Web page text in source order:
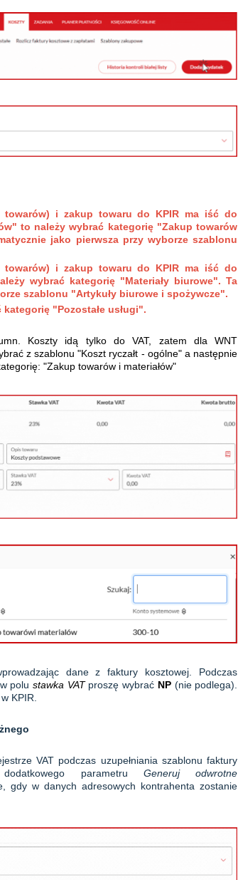
towarów) i zakup towaru do KPIR ma iść do
to należy wybrać kategorię "Zakup towarów
jako pierwsza przy wyborze szablonu
towarów) i zakup towaru do KPIR ma iść do
wybrać kategorię "Materiały biurowe". Ta
szablonu "Artykuły biurowe i spożywcze".
"Pozostałe usługi".
Koszty idą tylko do VAT, zatem dla WNT
z szablonu "Koszt ryczałt - ogólne" a następnie
"Zakup towarów i materiałów"
dane z faktury kosztowej. Podczas
w polustawka VATproszę wybrać NP(nie podlega).
KPIR.
VAT podczas uzupełniania szablonu faktury
parametru Generuj odwrotne
gdy w danych adresowych kontrahenta zostanie